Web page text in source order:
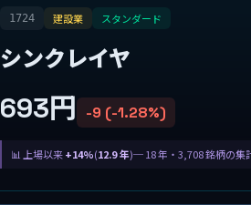
1724 建設業 スタンダード
シンクレイヤ
693円 -9 (-1.28%)
上場以来+14%(12.9 年)─ 18 年・3,708 銘柄の集